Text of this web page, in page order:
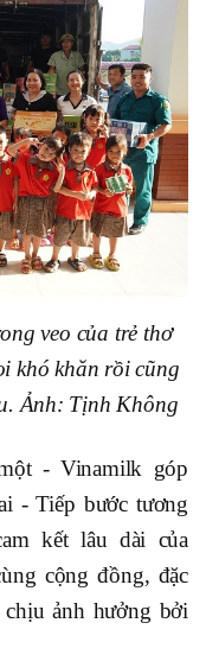
veo của trẻ thơ
khó khăn rồi cũng
Ảnh: Tịnh Không
- Vinamilk góp
- Tiếp bước tương
kết lâu dài của
cộng đồng, đặc
ảnh hưởng bởi